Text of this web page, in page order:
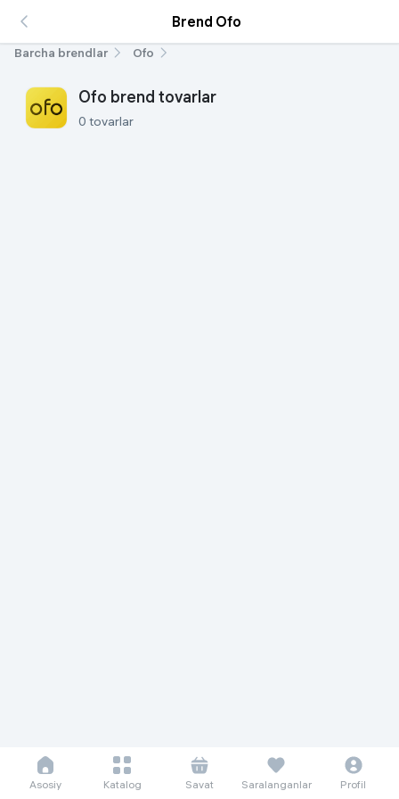
Brend Ofo
Barcha brendlar Ofo
Ofo brend tovarlar
0 tovarlar
Asosiy Katalog Savat Saralanganlar Profil